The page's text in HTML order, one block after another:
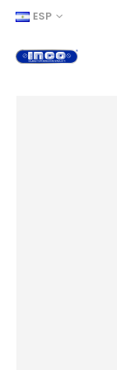
ESP